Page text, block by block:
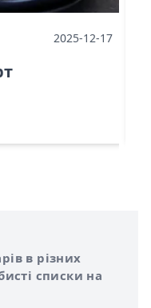
2025-12-17
в різних
списки на